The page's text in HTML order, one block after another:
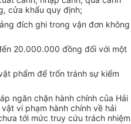
cửa khẩu quy định;
đích ghi trong vận đơn không
20.000.000 đồng đối với một
phẩm để trốn tránh sự kiểm
ngăn chặn hành chính của Hải
vi phạm hành chính về hải
tới mức truy cứu trách nhiệm